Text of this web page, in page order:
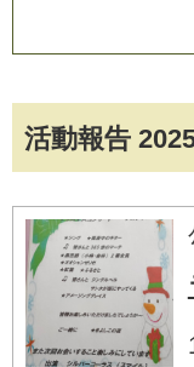
活動報告